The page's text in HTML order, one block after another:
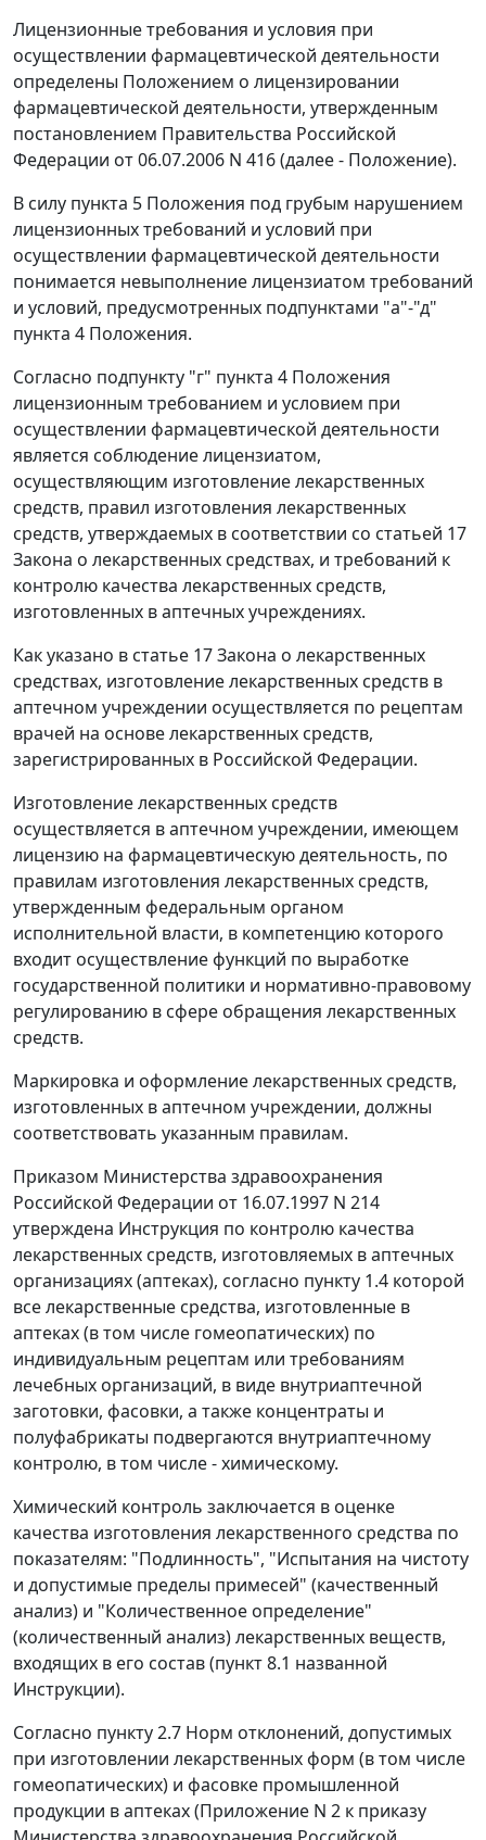
Лицензионные требования и условия при
осуществлении фармацевтической деятельности
определены Положением о лицензировании
фармацевтической деятельности, утвержденным
постановлением Правительства Российской
Федерации от 06.07.2006 N 416 (далее - Положение).
В силу пункта 5 Положения под грубым нарушением
лицензионных требований и условий при
осуществлении фармацевтической деятельности
понимается невыполнение лицензиатом требований
и условий, предусмотренных подпунктами "а"-"д"
пункта 4 Положения.
Согласно подпункту "г" пункта 4 Положения
лицензионным требованием и условием при
осуществлении фармацевтической деятельности
является соблюдение лицензиатом,
осуществляющим изготовление лекарственных
средств, правил изготовления лекарственных
средств, утверждаемых в соответствии со статьей 17
Закона о лекарственных средствах, и требований к
контролю качества лекарственных средств,
изготовленных в аптечных учреждениях.
Как указано в статье 17Закона о лекарственных
средствах, изготовление лекарственных средств в
аптечном учреждении осуществляется по рецептам
врачей на основе лекарственных средств,
зарегистрированных в Российской Федерации.
Изготовление лекарственных средств
осуществляется в аптечном учреждении, имеющем
лицензию на фармацевтическую деятельность, по
правилам изготовления лекарственных средств,
утвержденным федеральным органом
исполнительной власти, в компетенцию которого
входит осуществление функций по выработке
государственной политики и нормативно-правовому
регулированию в сфере обращения лекарственных
средств.
Маркировка и оформление лекарственных средств,
изготовленных в аптечном учреждении, должны
соответствовать указанным правилам.
Приказом Министерства здравоохранения
Российской Федерации от 16.07.1997 N 214
утверждена Инструкция по контролю качества
лекарственных средств, изготовляемых в аптечных
организациях (аптеках), согласно пункту 1.4 которой
все лекарственные средства, изготовленные в
аптеках (в том числе гомеопатических) по
индивидуальным рецептам или требованиям
лечебных организаций, в виде внутриаптечной
заготовки, фасовки, а также концентраты и
полуфабрикаты подвергаются внутриаптечному
контролю, в том числе - химическому.
Химический контроль заключается в оценке
качества изготовления лекарственного средства по
показателям: "Подлинность", "Испытания на чистоту
и допустимые пределы примесей" (качественный
анализ) и "Количественное определение"
(количественный анализ) лекарственных веществ,
входящих в его состав (пункт 8.1 названной
Инструкции).
Согласно пункту 2.7 Норм отклонений, допустимых
при изготовлении лекарственных форм (в том числе
гомеопатических) и фасовке промышленной
продукции в аптеках (Приложение N 2 к приказу